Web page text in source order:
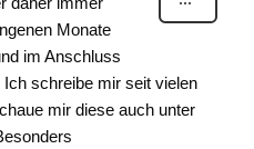
Monate
im Anschluss
schreibe mir seit vielen
mir diese auch unter